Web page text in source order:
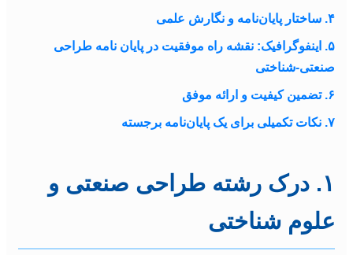
۴. ساختار پایان‌نامه و نگارش علمی
۵. اینفوگرافیک: نقشه راه موفقیت در پایان نامه طراحی
صنعتی-شناختی
۶. تضمین کیفیت و ارائه موفق
۷. نکات تکمیلی برای یک پایان‌نامه برجسته
۱. درک رشته طراحی صنعتی و
علوم شناختی